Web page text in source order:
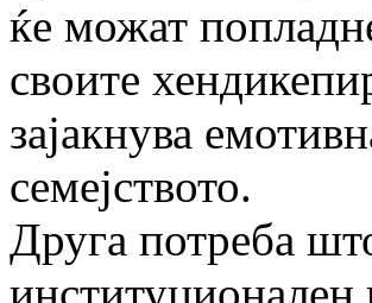
ќе можат
своите
зајакнува
семејството.
Друга потреба